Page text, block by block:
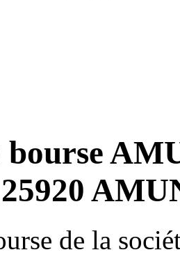
bourse
de la